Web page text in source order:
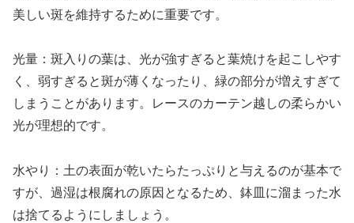
美しい斑を維持するために重要です。
光量：斑入りの葉は、光が強すぎると葉焼けを起こしやす
く、弱すぎると斑が薄くなったり、緑の部分が増えすぎて
しまうことがあります。レースのカーテン越しの柔らかい
光が理想的です。
水やり：土の表面が乾いたらたっぷりと与えるのが基本で
すが、過湿は根腐れの原因となるため、鉢皿に溜まった水
は捨てるようにしましょう。